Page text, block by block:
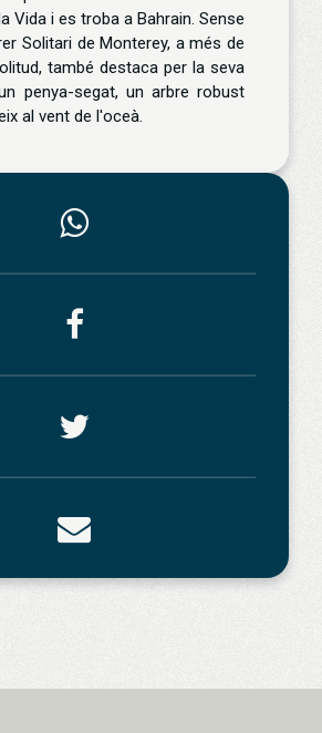
Vida i es troba a Bahrain. Sense
Solitari de Monterey, a més de
també destaca per la seva
penya-segat, un arbre robust
al vent de l'oceà.